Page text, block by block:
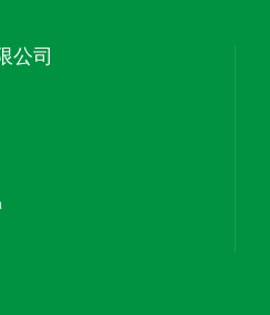
公司